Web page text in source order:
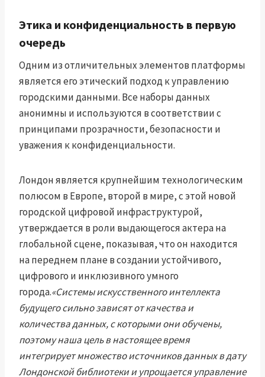
Этика и конфиденциальность в первую
очередь
Одним из отличительных элементов платформы
является его этический подход к управлению
городскими данными. Все наборы данных
анонимны и используются в соответствии с
принципами прозрачности, безопасности и
уважения к конфиденциальности.
Лондон является крупнейшим технологическим
полюсом в Европе, второй в мире, с этой новой
городской цифровой инфраструктурой,
утверждается в роли выдающегося актера на
глобальной сцене, показывая, что он находится
на переднем плане в создании устойчивого,
цифрового и инклюзивного умного
города.«Системы искусственного интеллекта
будущего сильно зависят от качества и
количества данных, с которыми они обучены,
поэтому наша цель в настоящее время
интегрирует множество источников данных в дату
Лондонской библиотеки и упрощается управление